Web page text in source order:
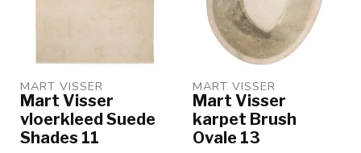
MART VISSER
Mart Visser
vloerkleed Suede
Shades 11
MART VISSER
Mart Visser
karpet Brush
Ovale 13